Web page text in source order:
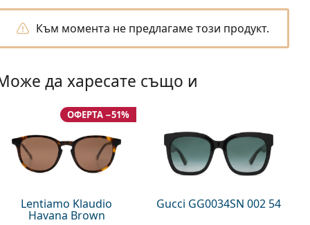
Към момента не предлагаме този продукт.
да харесате също и
Lentiamo Klaudio
Havana Brown
ОФЕРТА −51%
Gucci GG0034SN 002 54